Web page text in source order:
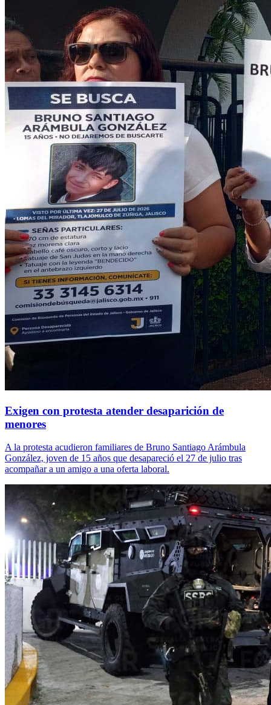
Exigen con protesta atender desaparición de
menores
A la protesta acudieron familiares de Bruno Santiago Arámbula
González, joven de 15 años que desapareció el 27 de julio tras
acompañar a un amigo a una oferta laboral.